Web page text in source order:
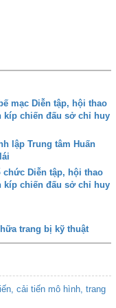
mạc Diễn tập, hội thao
kíp chiến đấu sở chỉ huy
lập Trung tâm Huấn
Diễn tập, hội thao
kíp chiến đấu sở chỉ huy
trang bị kỹ thuật
cải tiến mô hình, trang